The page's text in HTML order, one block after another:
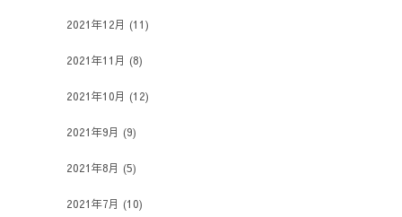
2021年12月 (11)
2021年11月 (8)
2021年10月 (12)
2021年9月 (9)
2021年8月 (5)
2021年7月 (10)